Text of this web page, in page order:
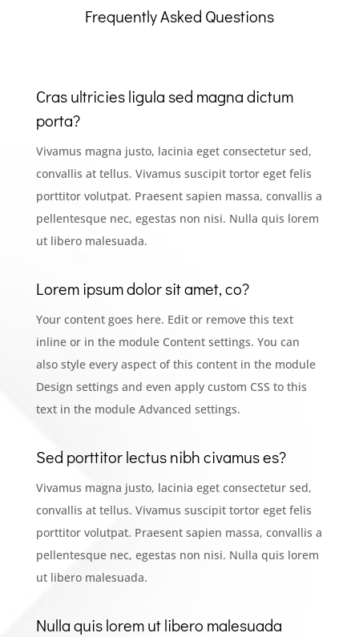
Frequently Asked Questions
Cras ultricies ligula sed magna dictum
porta?
Vivamus magna justo, lacinia eget consectetur sed,
convallis at tellus. Vivamus suscipit tortor eget felis
porttitor volutpat. Praesent sapien massa, convallis a
pellentesque nec, egestas non nisi. Nulla quis lorem
ut libero malesuada.
Lorem ipsum dolor sit amet, co?
Your content goes here. Edit or remove this text
inline or in the module Content settings. You can
also style every aspect of this content in the module
Design settings and even apply custom CSS to this
text in the module Advanced settings.
Sed porttitor lectus nibh civamus es?
Vivamus magna justo, lacinia eget consectetur sed,
convallis at tellus. Vivamus suscipit tortor eget felis
porttitor volutpat. Praesent sapien massa, convallis a
pellentesque nec, egestas non nisi. Nulla quis lorem
ut libero malesuada.
Nulla quis lorem ut libero malesuada